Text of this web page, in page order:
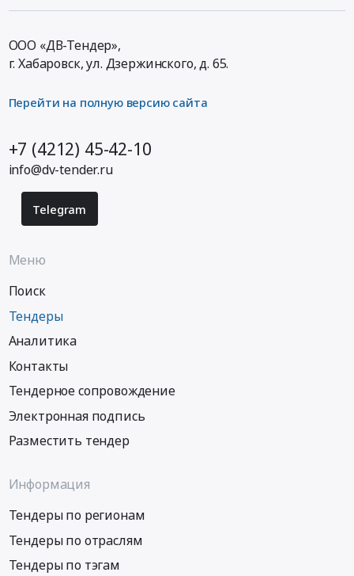
ООО «ДВ-Тендер»,
г. Хабаровск,ул. Дзержинского, д. 65.
Перейти на полную версию сайта
+7 (4212) 45-42-10
info@dv-tender.ru
Telegram
Меню
Поиск
Тендеры
Аналитика
Контакты
Тендерное сопровождение
Электронная подпись
Разместить тендер
Информация
Тендеры по регионам
Тендеры по отраслям
Тендеры по тэгам